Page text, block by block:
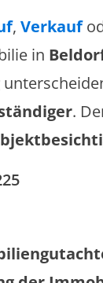
, Verkauf
in
.